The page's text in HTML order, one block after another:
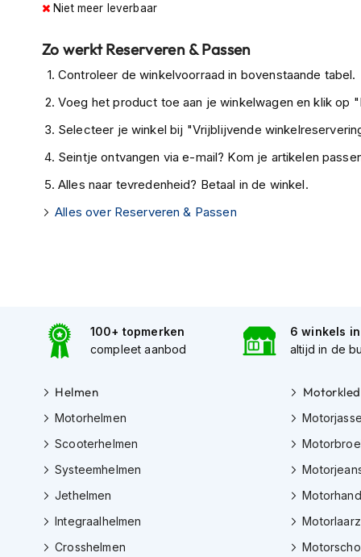
Heren
motorpak
Eendelig
motorpak
Tweedelig
motorpak
helmmutsen
Motorsokken
Nekwarmers
windcollars
Verwarmde
Protectie
Niet meer leverbaar
Zo werkt Reserveren & Passen
Controleer de winkelvoorraad in bovenstaande tabel.
Voeg het product toe aan je winkelwagen en klik op
Selecteer je winkel bij "Vrijblijvende
Seintje ontvangen via e-mail? Kom je artikelen
Alles naar tevredenheid? Betaal in de winkel.
Alles over Reserveren & Passen
100+ topmerken
compleet aanbod
6 winkels in
altijd in de
Helmen
Motorhelmen
Scooterhelmen
Systeemhelmen
Jethelmen
Integraalhelmen
Crosshelmen